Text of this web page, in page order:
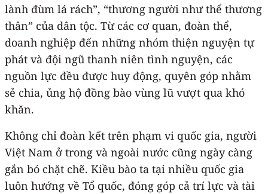
lành đùm lá rách”, “thương người như thể thương
thân” của dân tộc. Từ các cơ quan, đoàn thể,
doanh nghiệp đến những nhóm thiện nguyện tự
phát và đội ngũ thanh niên tình nguyện, các
nguồn lực đều được huy động, quyên góp nhằm
sẻ chia, ủng hộ đồng bào vùng lũ vượt qua khó
khăn.
Không chỉ đoàn kết trên phạm vi quốc gia, người
Việt Nam ở trong và ngoài nước cũng ngày càng
gắn bó chặt chẽ. Kiều bào ta tại nhiều quốc gia
luôn hướng về Tổ quốc, đóng góp cả trí lực và tài